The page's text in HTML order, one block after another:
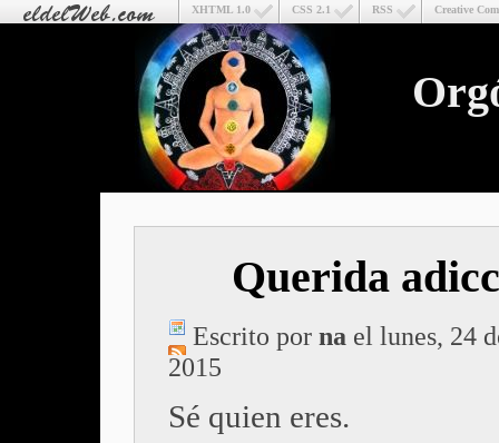
Creative
RSS
CSS 2.1
XHTML 1.0
Querida
Escrito por na el lunes, 24
2015
Sé quien eres.